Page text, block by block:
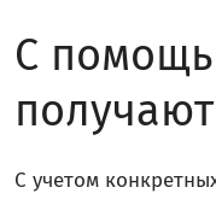
С
С учетом